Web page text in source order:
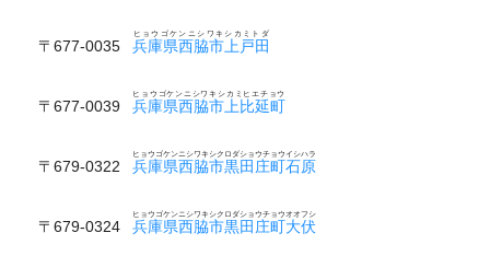
〒677-0035 兵庫県西脇市上戸田
ヒョウゴケンニシワキシカミトダ
〒677-0039 兵庫県西脇市上比延町
ヒョウゴケンニシワキシカミヒエチョウ
〒679-0322 兵庫県西脇市黒田庄町石原
ヒョウゴケンニシワキシクロダショウチョウイシハラ
〒679-0324 兵庫県西脇市黒田庄町大伏
ヒョウゴケンニシワキシクロダショウチョウオオフシ